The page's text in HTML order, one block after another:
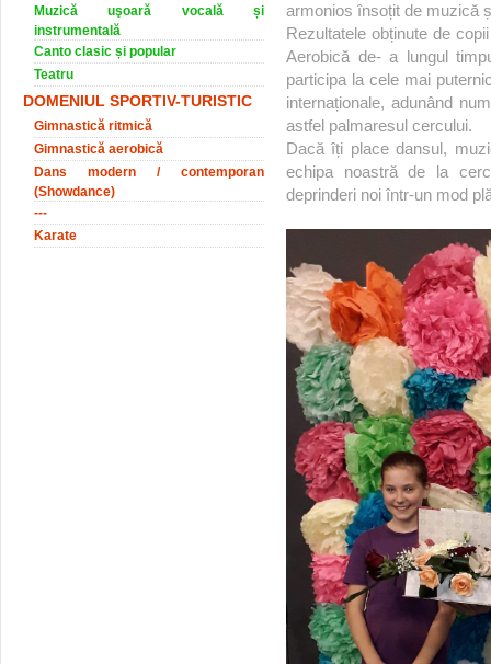
Muzică uşoară vocală și
instrumentală
Canto clasic și popular
Teatru
DOMENIUL SPORTIV-TURISTIC
Gimnastică ritmică
Gimnastică aerobică
Dans modern / contemporan
(Showdance)
---
Karate
armonios însoțit de muzică
Rezultatele obținute de
Aerobică de- a lungul
participa la cele mai
internaționale, adunând
astfel palmaresul cercului.
Dacă îți place dansul,
echipa noastră de la
deprinderi noi într-un mod